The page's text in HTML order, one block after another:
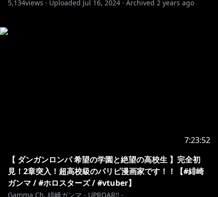
5,134views · Uploaded Jul 16, 2024 · Archived 2 years ago
7:23:52
【 ダンガンロンパ 希望の学園と絶望の高校生 】完全初
見！2章突入！超高校級のパリピ漫画家です！！【#緋崎
ガンマ / #ホロスターズ / #vtuber】
Gamma Ch. 緋崎ガンマ - UPROAR!! -